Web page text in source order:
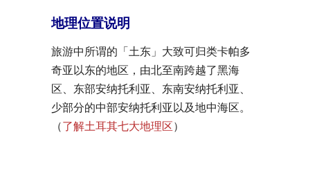
地理位置说明
旅游中所谓的「土东」大致可归类卡帕多
奇亚以东的地区，由北至南跨越了黑海
区、东部安纳托利亚、东南安纳托利亚、
少部分的中部安纳托利亚以及地中海区。
（了解土耳其七大地理区）